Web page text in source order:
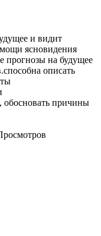
и видит
ясновидения
прогнозы на будущее
описать
обосновать причины